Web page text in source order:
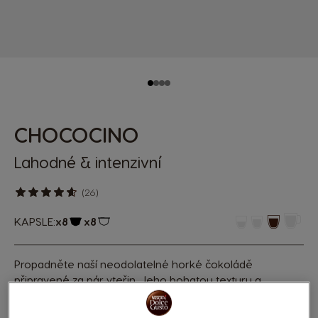
CHOCOCINO
Lahodné & intenzivní
(26)
KAPSLE:x8 x8
Propadněte naší neodolatelné horké čokoládě
připravené za pár vteřin. Jeho bohatou texturu a
intenzivní čokoládovou chuť prvotřídních kakaových
bobů doplněnou tóny vanilky si nelze nezamilovat.